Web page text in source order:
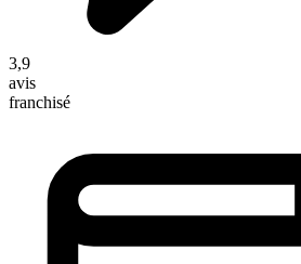
3,9
avis
franchisé